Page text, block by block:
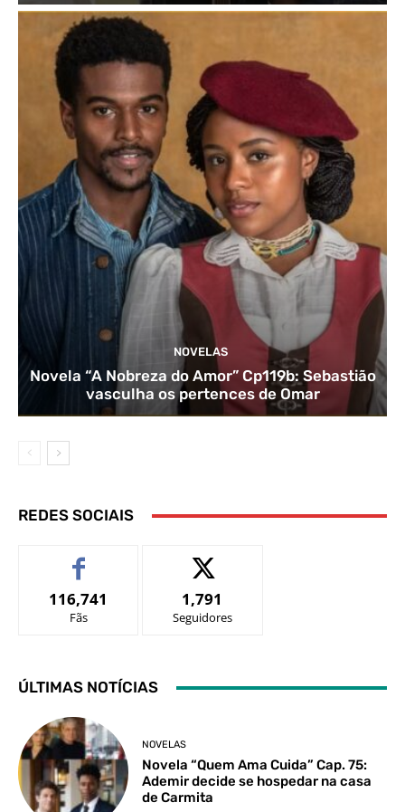
NOVELAS
Novela “A Nobreza do Amor” Cp119b: Sebastião
vasculha os pertences de Omar
REDES SOCIAIS
116,741
Fãs
1,791
Seguidores
ÚLTIMAS NOTÍCIAS
NOVELAS
Novela “Quem Ama Cuida” Cap. 75:
Ademir decide se hospedar na casa
de Carmita